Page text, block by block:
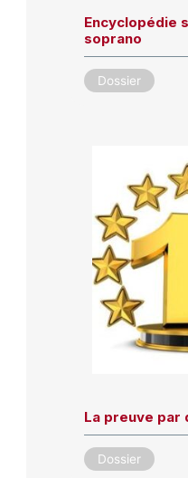
Encyclopédie
soprano
Dossier
La preuve par
Dossier